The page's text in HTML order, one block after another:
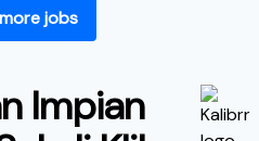
jobs
Impian